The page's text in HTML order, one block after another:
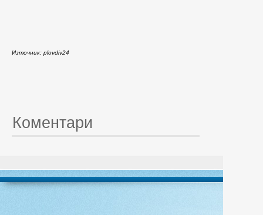
Източник: plovdiv24
Коментари